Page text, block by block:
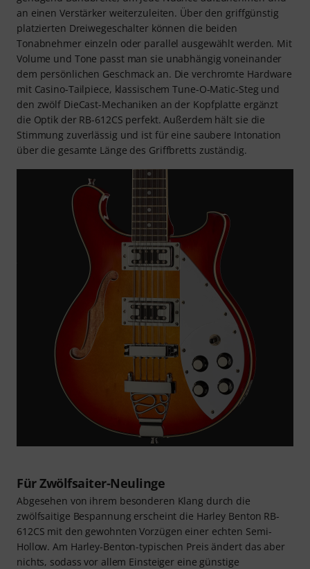
an einen Verstärker weiterzuleiten. Über den griffgünstig
platzierten Dreiwegeschalter können die beiden
Tonabnehmer einzeln oder parallel ausgewählt werden. Mit
Volume und Tone passt man sie unabhängig voneinander
dem persönlichen Geschmack an. Die verchromte Hardware
mit Casino-Tailpiece, klassischem Tune-O-Matic-Steg und
den zwölf DieCast-Mechaniken an der Kopfplatte ergänzt
die Optik der RB-612CS perfekt. Außerdem hält sie die
Stimmung zuverlässig und ist für eine saubere Intonation
über die gesamte Länge des Griffbretts zuständig.
Für Zwölfsaiter-Neulinge
Abgesehen von ihrem besonderen Klang durch die
zwölfsaitige Bespannung erscheint die Harley Benton RB-
612CS mit den gewohnten Vorzügen einer echten Semi-
Hollow. Am Harley-Benton-typischen Preis ändert das aber
nichts, sodass vor allem Einsteiger eine günstige